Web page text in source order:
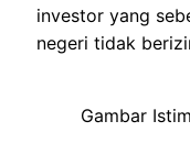
investor yang
negeri tidak
Gambar